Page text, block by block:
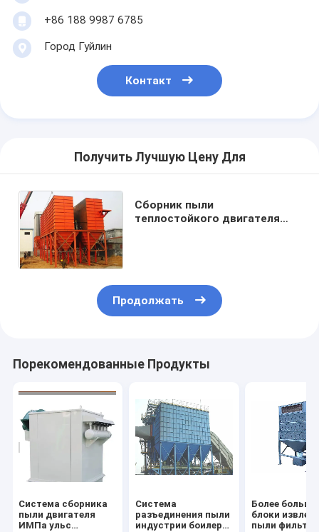
+86 188 9987 6785
Город Гуйлин
Контакт
Получить Лучшую Цену Для
Сборник пыли
теплостойкого двигателя
Продолжать
Порекомендованные Продукты
Система сборника
пыли двигателя
ИМПа ульс
Система
разъединения пыли
индустрии боилера,
Более
блоки
пыли